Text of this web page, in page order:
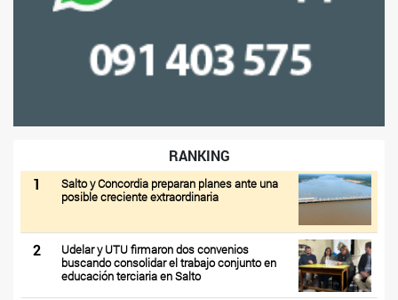
RANKING
1
Salto y Concordia preparan planes ante una
posible creciente extraordinaria
2
Udelar y UTU firmaron dos convenios
buscando consolidar el trabajo conjunto en
educación terciaria en Salto